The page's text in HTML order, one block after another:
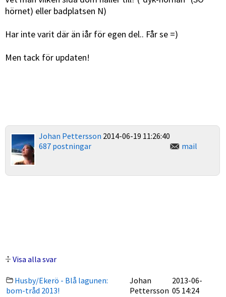
hörnet) eller badplatsen N)
Har inte varit där än iår för egen del.. Får se =)
Men tack för updaten!
Johan Pettersson 2014-06-19 11:26:40
687 postningar
mail
Visa alla svar
Husby/Ekerö - Blå lagunen:
bom-tråd 2013!
Johan
Pettersson
2013-06-
05 14:24